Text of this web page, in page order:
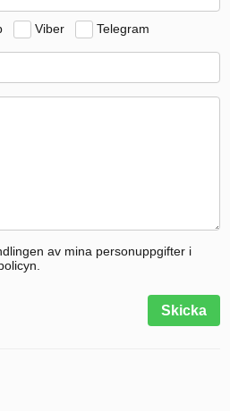
Viber Telegram
av mina personuppgifter i
Skicka